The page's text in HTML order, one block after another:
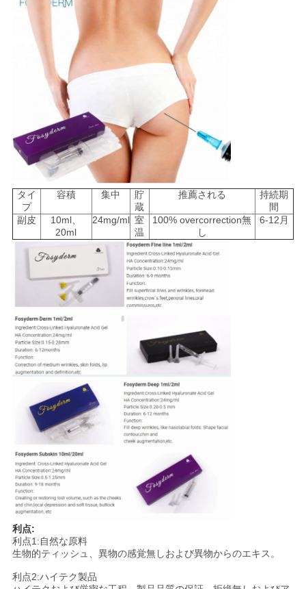
タイ
プ
容積 集中
貯
蔵
推薦される
持続期
間
副皮
10ml、
20ml
24mg/ml 室
温
100% overcorrection無
し
6-12月
利点:
利点1:自然な原料
生物的ティッシュ、異物の感覚無しおよび異物からのエキス。
利点2:ハイテク製品